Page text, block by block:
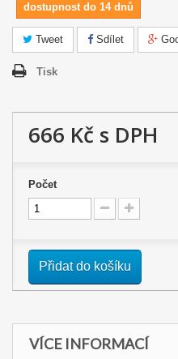
dostupnost do 14 dnů
Tweet Sdílet
Tisk
666 Kč s DPH
Počet
Přidat do košíku
VÍCE INFORMACÍ